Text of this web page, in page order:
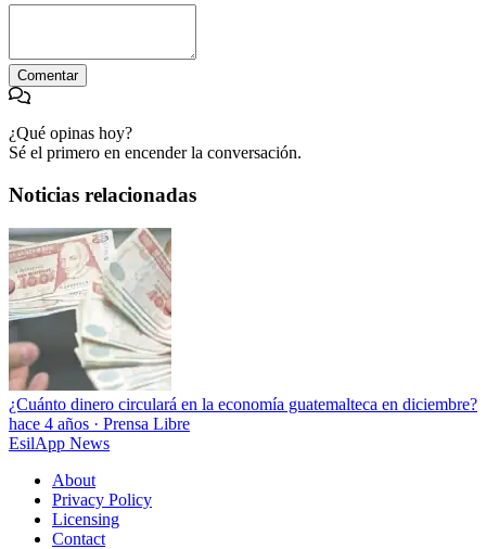
Comentar
¿Qué opinas hoy?
Sé el primero en encender la conversación.
Noticias relacionadas
¿Cuánto dinero circulará en la economía guatemalteca en diciembre?
hace 4 años · Prensa Libre
EsilApp News
About
Privacy Policy
Licensing
Contact